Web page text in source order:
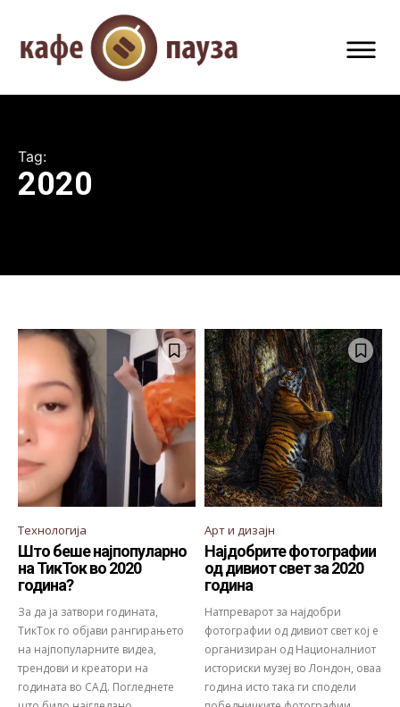
Tag:
2020
Технологија
Што беше најпопуларно
на ТикТок во 2020
година?
За да ја затвори годината,
ТикТок го објави рангирањето
на најпопуларните видеа,
трендови и креатори на
годината во САД. Погледнете
Арт и дизајн
Најдобрите фотографии
од дивиот свет за 2020
година
Натпреварот за најдобри
фотографии од дивиот свет кој е
организиран од Националниот
историски музеј во Лондон, оваа
година исто така ги сподели